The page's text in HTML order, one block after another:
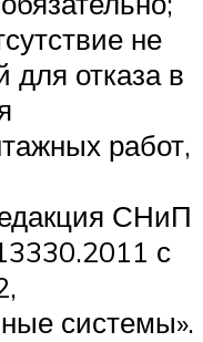
не
для отказа в
работ,
СНиП
с
системы».